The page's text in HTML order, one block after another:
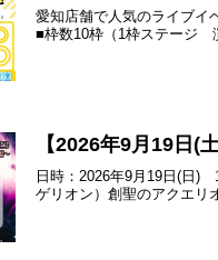
愛知店舗で人気のライブイ
■枠数10枠（1枠ステージ
【2026年9月19日(
日時：2026年9月19日(日)
ゲリオン）創聖のアクエリ